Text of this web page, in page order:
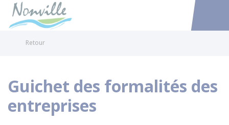
Accéder
Retour
Guichet des formalités des
entreprises